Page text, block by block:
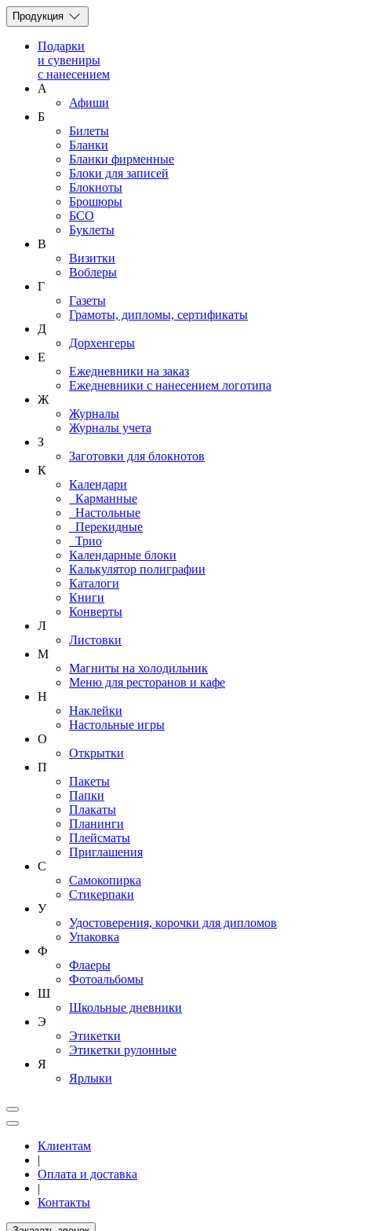
Продукция
Подарки
и сувениры
с нанесением
А
Афиши
Б
Билеты
Бланки
Бланки фирменные
Блоки для записей
Блокноты
Брошюры
БСО
Буклеты
В
Визитки
Воблеры
Г
Газеты
Грамоты, дипломы, сертификаты
Д
Дорхенгеры
Е
Ежедневники на заказ
Ежедневники с нанесением логотипа
Ж
Журналы
Журналы учета
З
Заготовки для блокнотов
К
Календари
Карманные
Настольные
Перекидные
Трио
Календарные блоки
Калькулятор полиграфии
Каталоги
Книги
Конверты
Л
Листовки
М
Магниты на холодильник
Меню для ресторанов и кафе
Н
Наклейки
Настольные игры
О
Открытки
П
Пакеты
Папки
Плакаты
Планинги
Плейсматы
Приглашения
С
Самокопирка
Стикерпаки
У
Удостоверения, корочки для дипломов
Упаковка
Ф
Флаеры
Фотоальбомы
Ш
Школьные дневники
Э
Этикетки
Этикетки рулонные
Я
Ярлыки
Клиентам
|
Оплата и доставка
|
Контакты